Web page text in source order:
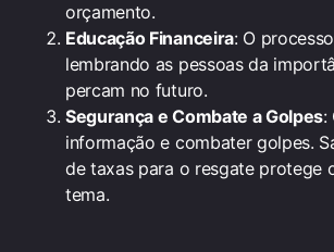
orçamento.
Educação Financeira: O
lembrando as pessoas da
percam no futuro.
Segurança e Combate a Golpes:
informação e combater golpes.
de taxas para o resgate protege
tema.